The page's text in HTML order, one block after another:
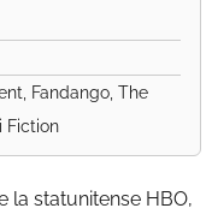
Fandango, The
Fiction
la statunitense HBO,